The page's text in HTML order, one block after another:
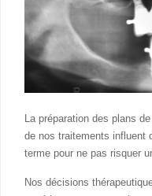
La préparation des plans
de nos traitements influent
terme pour ne pas risquer
Nos décisions